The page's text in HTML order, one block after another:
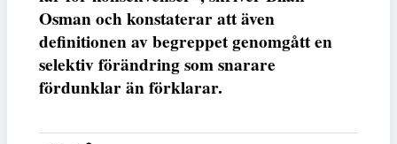
Osman och konstaterar att även
definitionen av begreppet genomgått en
selektiv förändring som snarare
fördunklar än förklarar.